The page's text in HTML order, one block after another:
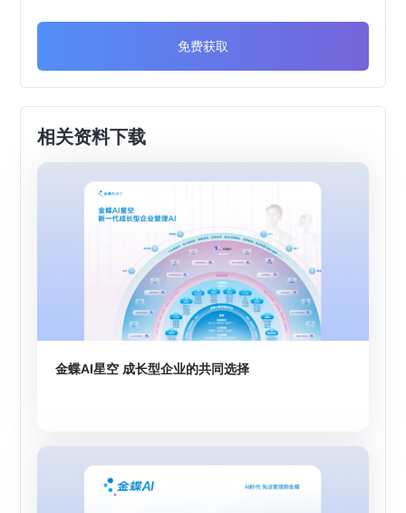
免费获取
相关资料下载
金蝶AI星空 成长型企业的共同选择